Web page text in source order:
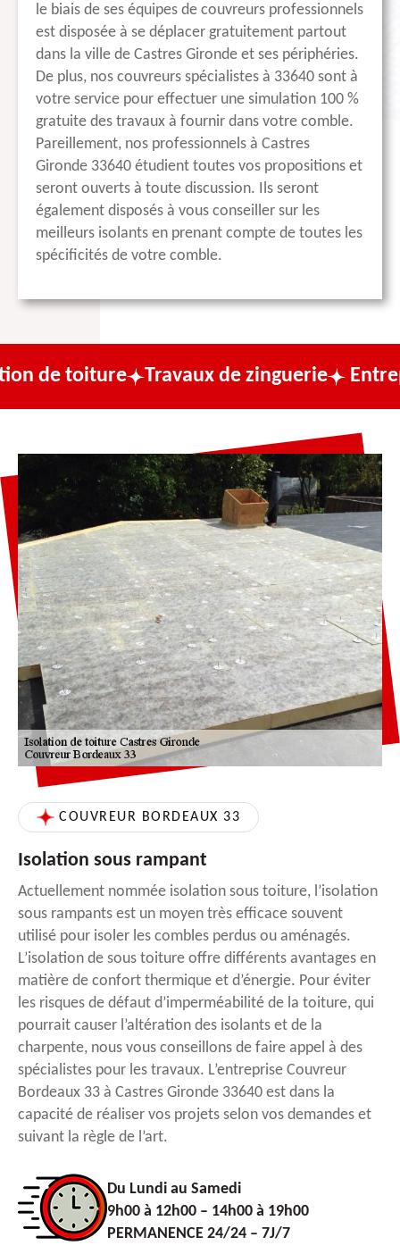
le biais de ses équipes de couvreurs professionnels
est disposée à se déplacer gratuitement partout
dans la ville de Castres Gironde et ses périphéries.
De plus, nos couvreurs spécialistes à 33640 sont à
votre service pour effectuer une simulation 100 %
gratuite des travaux à fournir dans votre comble.
Pareillement, nos professionnels à Castres
Gironde 33640 étudient toutes vos propositions et
seront ouverts à toute discussion. Ils seront
également disposés à vous conseiller sur les
meilleurs isolants en prenant compte de toutes les
spécificités de votre comble.
Travaux de zinguerie Entreprise de
COUVREUR BORDEAUX 33
Isolation sous rampant
Actuellement nommée isolation sous toiture, l’isolation
sous rampants est un moyen très efficace souvent
utilisé pour isoler les combles perdus ou aménagés.
L’isolation de sous toiture offre différents avantages en
matière de confort thermique et d’énergie. Pour éviter
les risques de défaut d’imperméabilité de la toiture, qui
pourrait causer l’altération des isolants et de la
charpente, nous vous conseillons de faire appel à des
spécialistes pour les travaux. L’entreprise Couvreur
Bordeaux 33 à Castres Gironde 33640 est dans la
capacité de réaliser vos projets selon vos demandes et
suivant la règle de l’art.
Du Lundi au Samedi
9h00 à 12h00 – 14h00 à 19h00
PERMANENCE 24/24 – 7J/7